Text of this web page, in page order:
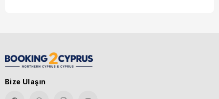
Bize Ulaşın